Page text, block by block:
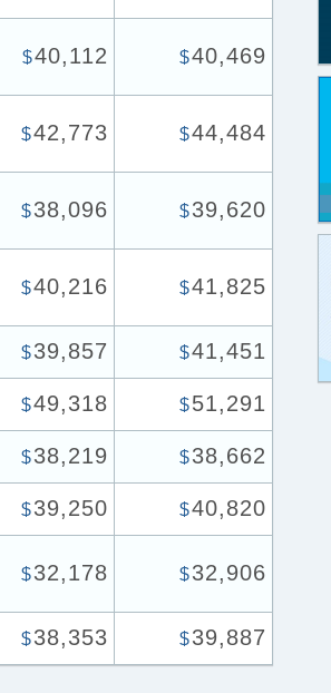
$40,112 $40,469
$42,773 $44,484
$38,096 $39,620
$40,216 $41,825
$39,857 $41,451
$49,318 $51,291
$38,219 $38,662
$39,250 $40,820
$32,178 $32,906
$38,353 $39,887